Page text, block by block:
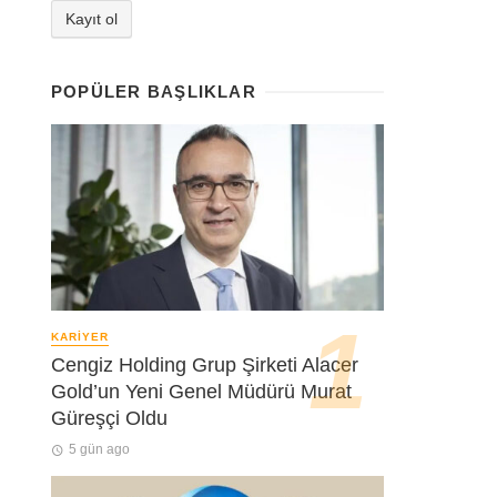
POPÜLER BAŞLIKLAR
KARIYER
Cengiz Holding Grup Şirketi Alacer
Gold’un Yeni Genel Müdürü Murat
Güreşçi Oldu
5 gün ago